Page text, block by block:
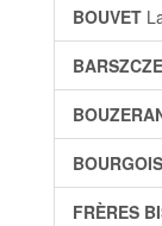
BOUVET
FRÈRES